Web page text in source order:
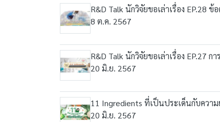
R&D Talk นักวิจัยขอเล่าเรื่อง EP.28 ข้
8 ต.ค. 2567
R&D Talk นักวิจัยขอเล่าเรื่อง EP.27
20 มิ.ย. 2567
11 Ingredients ที่เป็นประเด็นกับควา
20 มิ.ย. 2567